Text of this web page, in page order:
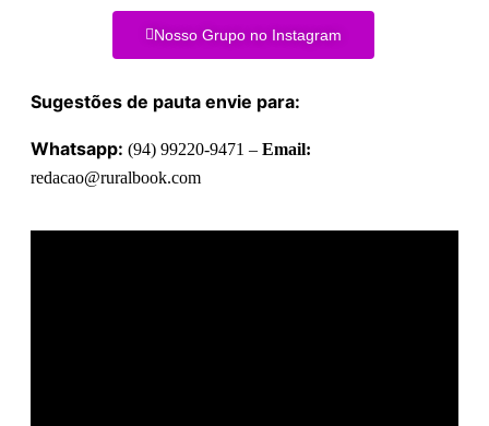
Nosso Grupo no Instagram
Sugestões de pauta envie para:
Whatsapp: (94) 99220-9471 – Email:
redacao@ruralbook.com